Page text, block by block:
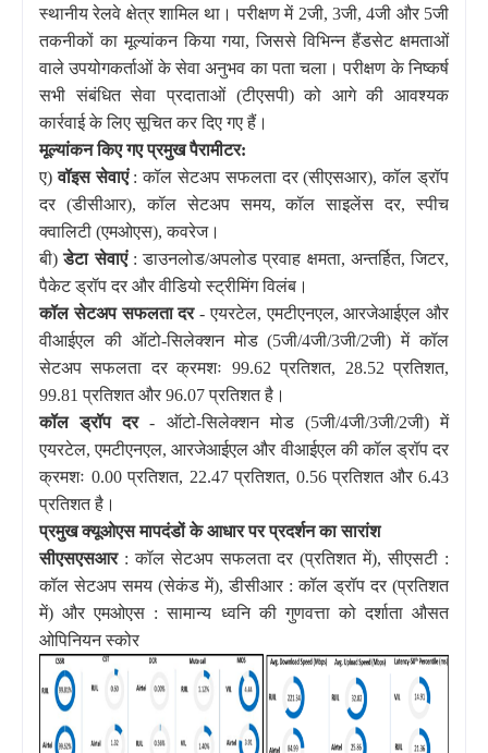
स्थानीय रेलवे क्षेत्र शामिल था। परीक्षण में 2जी, 3जी, 4जी और 5जी
तकनीकों का मूल्यांकन किया गया, जिससे विभिन्न हैंडसेट क्षमताओं
वाले उपयोगकर्ताओं के सेवा अनुभव का पता चला। परीक्षण के निष्कर्ष
सभी संबंधित सेवा प्रदाताओं (टीएसपी) को आगे की आवश्यक
कार्रवाई के लिए सूचित कर दिए गए हैं।
मूल्यांकन किए गए प्रमुख पैरामीटर:
ए)वॉइस सेवाएं: कॉल सेटअप सफलता दर (सीएसआर), कॉल ड्रॉप
दर (डीसीआर), कॉल सेटअप समय, कॉल साइलेंस दर, स्पीच
क्वालिटी (एमओएस), कवरेज।
बी)डेटा सेवाएं: डाउनलोड/अपलोड प्रवाह क्षमता, अन्तर्हित, जिटर,
पैकेट ड्रॉप दर और वीडियो स्ट्रीमिंग विलंब।
कॉल सेटअप सफलता दर- एयरटेल, एमटीएनएल, आरजेआईएल और
वीआईएल की ऑटो-सिलेक्शन मोड (5जी/4जी/3जी/2जी) में कॉल
सेटअप सफलता दर क्रमशः 99.62 प्रतिशत, 28.52 प्रतिशत,
99.81 प्रतिशत और 96.07 प्रतिशत है।
कॉल ड्रॉप दर- ऑटो-सिलेक्शन मोड (5जी/4जी/3जी/2जी) में
एयरटेल, एमटीएनएल, आरजेआईएल और वीआईएल की कॉल ड्रॉप दर
क्रमशः 0.00 प्रतिशत, 22.47 प्रतिशत, 0.56 प्रतिशत और 6.43
प्रतिशत है।
प्रमुख क्यूओएस मापदंडों के आधार पर प्रदर्शन का सारांश
सीएसएसआर: कॉल सेटअप सफलता दर (प्रतिशत में), सीएसटी :
कॉल सेटअप समय (सेकंड में), डीसीआर : कॉल ड्रॉप दर (प्रतिशत
में) और एमओएस : सामान्य ध्वनि की गुणवत्ता को दर्शाता औसत
ओपिनियन स्कोर